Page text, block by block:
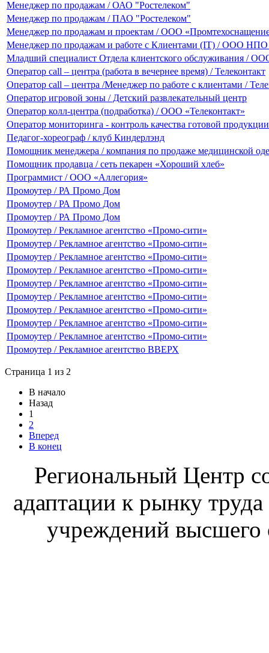
Менеджер по продажам / ОАО "Ростелеком"
Менеджер по продажам / ПАО "Ростелеком"
Менеджер по продажам и проектам / ООО
Менеджер по продажам и работе с Клиентами (IT) / ООО НПО
Младший специалист Отдела клиентского обслуживания /
Оператор call – центра (работа в вечернее время) / Телеконтакт
Оператор call – центра /Менеджер по работе с клиентами /
Оператор игровой зоны / Детский развлекательный центр
Оператор колл-центра (подработка) / ООО «Телеконтакт»
Оператор мониторинга - контроль качества готовой
Педагог-хореограф / клуб Киндерлэнд
Помощник менеджера / компания по продаже медицинской
Помощник продавца / сеть пекарен «Хороший хлеб»
Программист / ООО «Аллегория»
Промоутер / РА Промо Дом
Промоутер / РА Промо Дом
Промоутер / РА Промо Дом
Промоутер / Рекламное агентство «Промо-сити»
Промоутер / Рекламное агентство «Промо-сити»
Промоутер / Рекламное агентство «Промо-сити»
Промоутер / Рекламное агентство «Промо-сити»
Промоутер / Рекламное агентство «Промо-сити»
Промоутер / Рекламное агентство «Промо-сити»
Промоутер / Рекламное агентство «Промо-сити»
Промоутер / Рекламное агентство «Промо-сити»
Промоутер / Рекламное агентство «Промо-сити»
Промоутер / Рекламное агентство ВВЕРХ
Страница 1 из 2
В начало
Назад
1
2
Вперед
В конец
Региональный Центр
адаптации к рынку
учреждений